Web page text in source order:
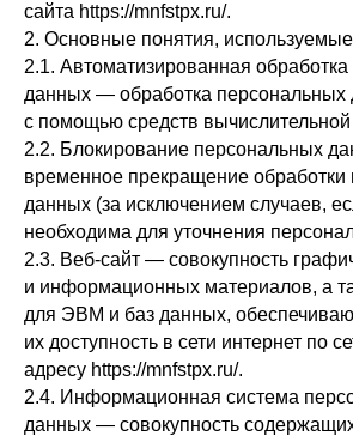
сайта https://mnfstpx.ru/.
2. Основные понятия,
2.1. Автоматизированная
данных — обработка персональных
с помощью средств вычислительной
2.2. Блокирование персональных
временное прекращение обработки
данных (за исключением случаев,
необходима для уточнения
2.3. Веб-сайт — совокупность
и информационных материалов, а
для ЭВМ и баз данных,
их доступность в сети интернет по
адресу https://mnfstpx.ru/.
2.4. Информационная система
данных — совокупность